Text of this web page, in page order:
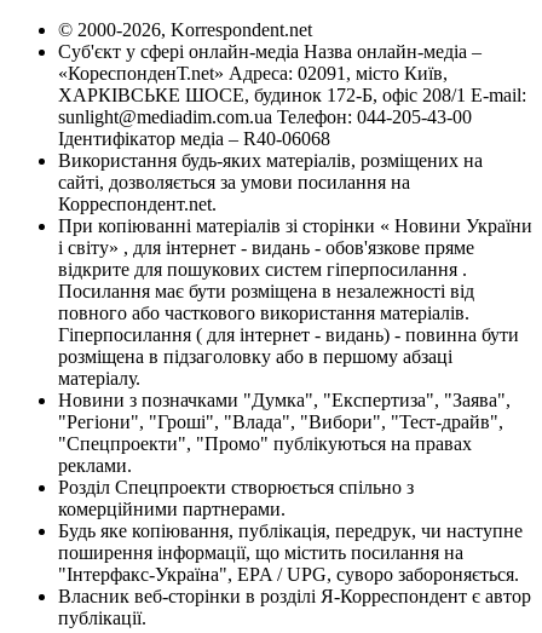
© 2000-2026, Korrespondent.net
Суб'єкт у сфері онлайн-медіа Назва онлайн-медіа –
«КореспонденТ.net» Адреса: 02091, місто Київ,
ХАРКІВСЬКЕ ШОСЕ, будинок 172-Б, офіс 208/1 E-mail:
sunlight@mediadim.com.ua Телефон: 044-205-43-00
Ідентифікатор медіа – R40-06068
Використання будь-яких матеріалів, розміщених на
сайті, дозволяється за умови посилання на
Корреспондент.net.
При копіюванні матеріалів зі сторінки « Новини України
і світу» , для інтернет - видань - обов'язкове пряме
відкрите для пошукових систем гіперпосилання .
Посилання має бути розміщена в незалежності від
повного або часткового використання матеріалів.
Гіперпосилання ( для інтернет - видань) - повинна бути
розміщена в підзаголовку або в першому абзаці
матеріалу.
Новини з позначками "Думка", "Експертиза", "Заява",
"Регіони", "Гроші", "Влада", "Вибори", "Тест-драйв",
"Спецпроекти", "Промо" публікуються на правах
реклами.
Розділ Спецпроекти створюється спільно з
комерційними партнерами.
Будь яке копіювання, публікація, передрук, чи наступне
поширення інформації, що містить посилання на
"Інтерфакс-Україна", EPA / UPG, суворо забороняється.
Власник веб-сторінки в розділі Я-Корреспондент є автор
публікації.